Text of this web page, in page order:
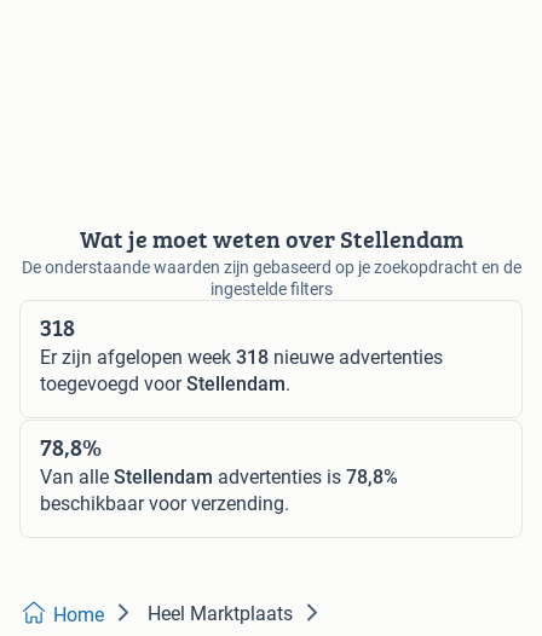
Wat je moet weten over Stellendam
De onderstaande waarden zijn gebaseerd op je zoekopdracht en de
ingestelde filters
318
Er zijn afgelopen week 318 nieuwe advertenties
toegevoegd voorStellendam.
78,8%
Van alle Stellendam advertenties is 78,8%
beschikbaar voor verzending.
Home Heel Marktplaats